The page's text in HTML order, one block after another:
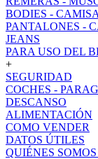
BODIES -
PANTALONES -
JEANS
PARA USO DEL
+
SEGURIDAD
COCHES -
DESCANSO
ALIMENTACIÓN
COMO VENDER
DATOS ÚTILES
QUIÉNES SOMOS